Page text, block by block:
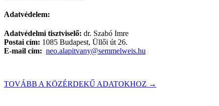
Adatvédelem:
Adatvédelmi tisztviselő: dr. Szabó Imre
Postai cím: 1085 Budapest, Üllői út 26.
E-mail cím: neo.alapitvany@semmelweis.hu
TOVÁBB A KÖZÉRDEKŰ ADATOKHOZ →